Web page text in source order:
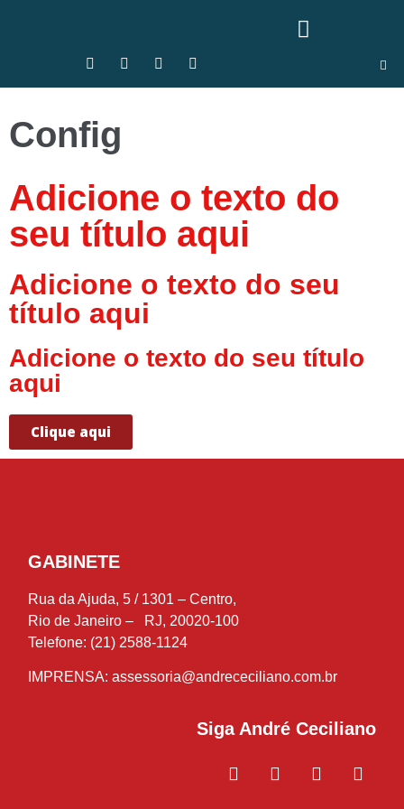
Config
Adicione o texto do
seu título aqui
Adicione o texto do seu
título aqui
Adicione o texto do seu título
aqui
Clique aqui
GABINETE
Rua da Ajuda, 5 / 1301 – Centro,
Rio de Janeiro – RJ, 20020-100
Telefone: (21) 2588-1124
IMPRENSA: assessoria@andrececiliano.com.br
Siga André Ceciliano